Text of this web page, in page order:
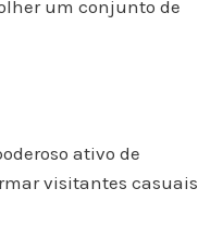
um conjunto de
ativo de
visitantes casuais